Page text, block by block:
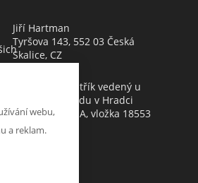
Jiří Hartman
Tyršova 143, 552 03 Česká
Skalice, CZ
Obchodní rejstřík vedený u
Krajského soudu v Hradci
Králové, oddíl A, vložka 18553
webu,
a reklam.